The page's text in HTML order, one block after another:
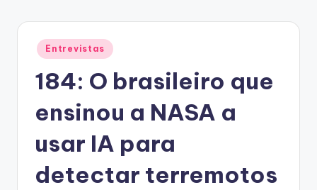
Posted
in
Entrevistas
184: O brasileiro que
ensinou a NASA a
usar IA para
detectar terremotos